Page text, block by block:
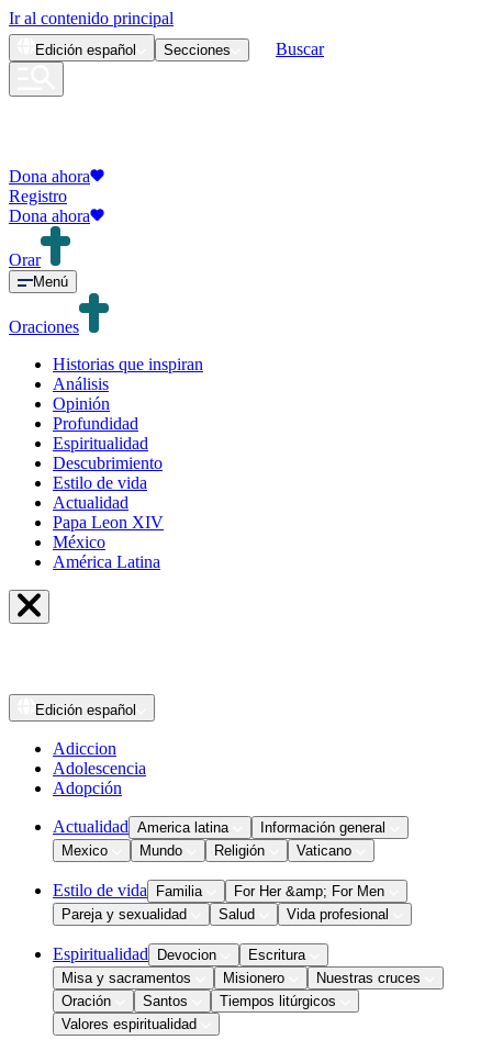
Ir al contenido principal
Edición español Secciones Buscar
Dona ahora
Registro
Dona ahora
Orar
Menú
Oraciones
Historias que inspiran
Análisis
Opinión
Profundidad
Espiritualidad
Descubrimiento
Estilo de vida
Actualidad
Papa Leon XIV
México
América Latina
Edición español
Adiccion
Adolescencia
Adopción
Actualidad America latina
Información general
Mexico
Mundo Religión Vaticano
Estilo de vida Familia
For Her &amp; For Men
Pareja y sexualidad
Salud Vida profesional
Espiritualidad Devocion
Escritura
Misa y sacramentos
Misionero
Nuestras cruces
Oración
Santos
Tiempos litúrgicos
Valores espiritualidad